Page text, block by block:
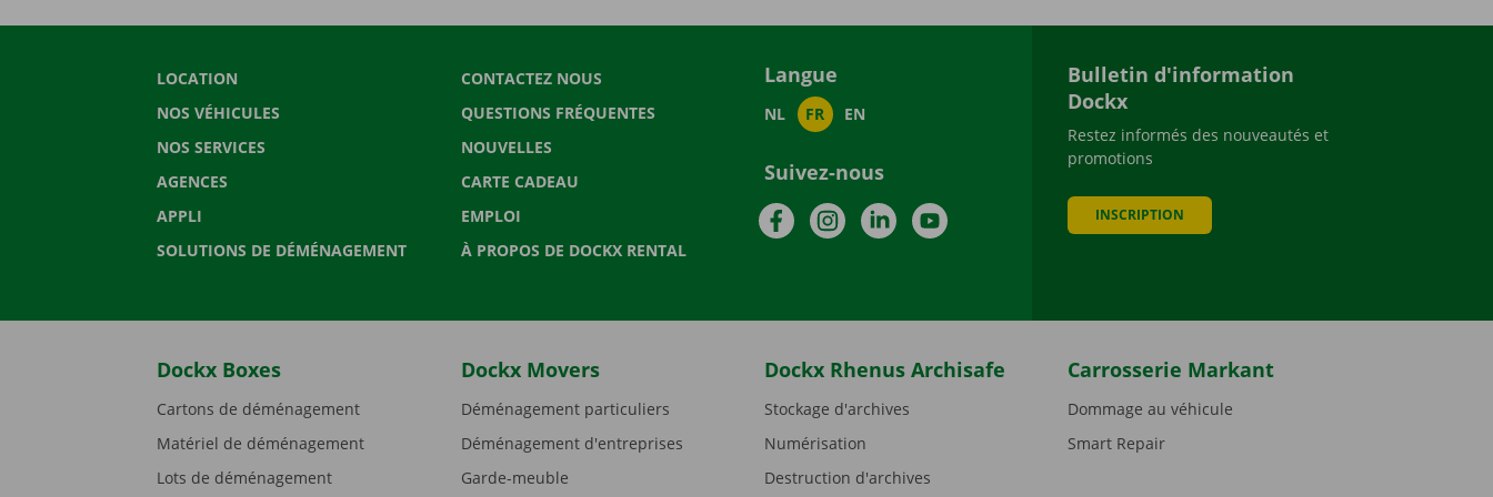
LOCATION
NOS VÉHICULES
NOS SERVICES
AGENCES
APPLI
SOLUTIONS DE DÉMÉNAGEMENT
CONTACTEZ NOUS
QUESTIONS FRÉQUENTES
NOUVELLES
CARTE CADEAU
EMPLOI
À PROPOS DE DOCKX RENTAL
Langue
NL FR EN
Suivez-nous
FacebookInstagramLinkedInYouTube
Bulletin d'information
Dockx
Restez informés des nouveautés et
promotions
INSCRIPTION
Dockx Boxes
Cartons de déménagement
Matériel de déménagement
Lots de déménagement
Dockx Movers
Déménagement particuliers
Déménagement d'entreprises
Garde-meuble
Dockx Rhenus Archisafe
Stockage d'archives
Numérisation
Destruction d'archives
Carrosserie Markant
Dommage au véhicule
Smart Repair